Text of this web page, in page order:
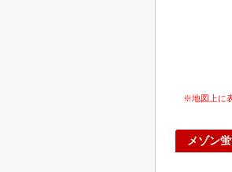
※地図上に
メゾン